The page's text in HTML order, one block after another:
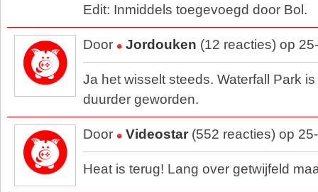
Edit: Inmiddels toegevoegd door Bol.
Door Jordouken (12 reacties) op
Ja het wisselt steeds. Waterfall Park
duurder geworden.
Door Videostar (552 reacties) op
Heat is terug! Lang over getwijfeld